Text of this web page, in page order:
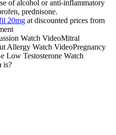
of alcohol or anti-inflammatory
prednisone.
20mg at discounted prices from
Watch VideoMitral
Allergy Watch VideoPregnancy
Low Testosterone Watch
is?